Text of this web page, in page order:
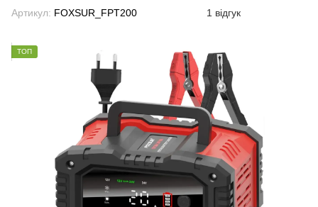
Артикул: FOXSUR_FPT200 1 відгук
ТОП